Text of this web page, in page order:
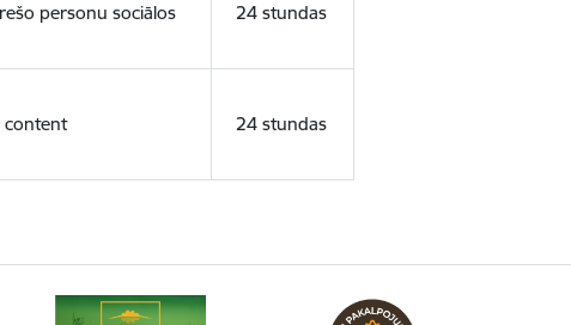
personu sociālos
24 stundas
content 24 stundas